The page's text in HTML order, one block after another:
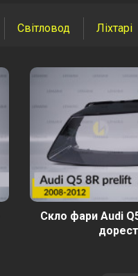
Світловод Ліхтарі
Скло фари Audi